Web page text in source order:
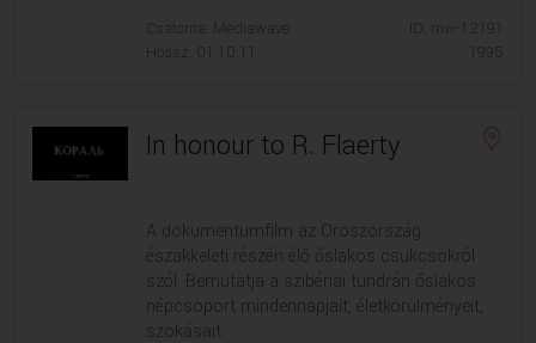
Csatorna: Mediawave
Hossz: 01:10:11
In honour to R. Flaerty
A dokumentumfilm az Oroszország
északkeleti részén élő őslakos csukcsokról
szól. Bemutatja a szibériai tundrán őslakos
népcsoport mindennapjait, életkörülményeit,
szokásait.